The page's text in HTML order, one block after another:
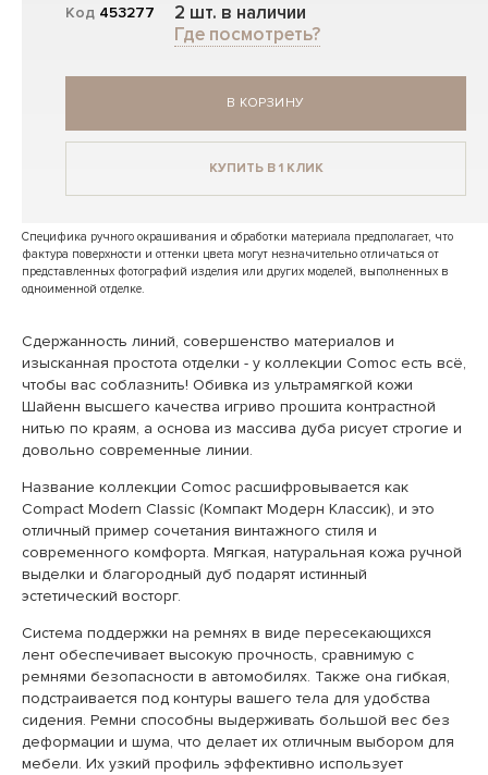
Код 453277
2 шт. в наличии
Где посмотреть?
В КОРЗИНУ
КУПИТЬ В 1 КЛИК
Специфика ручного окрашивания и обработки материала предполагает, что
фактура поверхности и оттенки цвета могут незначительно отличаться от
представленных фотографий изделия или других моделей, выполненных в
одноименной отделке.
Сдержанность линий, совершенство материалов и
изысканная простота отделки - у коллекции Comoc есть всё,
чтобы вас соблазнить! Обивка из ультрамягкой кожи
Шайенн высшего качества игриво прошита контрастной
нитью по краям, а основа из массива дуба рисует строгие и
довольно современные линии.
Название коллекции Comoc расшифровывается как
Compact Modern Classic (Компакт Модерн Классик), и это
отличный пример сочетания винтажного стиля и
современного комфорта. Мягкая, натуральная кожа ручной
выделки и благородный дуб подарят истинный
эстетический восторг.
Система поддержки на ремнях в виде пересекающихся
лент обеспечивает высокую прочность, сравнимую с
ремнями безопасности в автомобилях. Также она гибкая,
подстраивается под контуры вашего тела для удобства
сидения. Ремни способны выдерживать большой вес без
деформации и шума, что делает их отличным выбором для
мебели. Их узкий профиль эффективно использует